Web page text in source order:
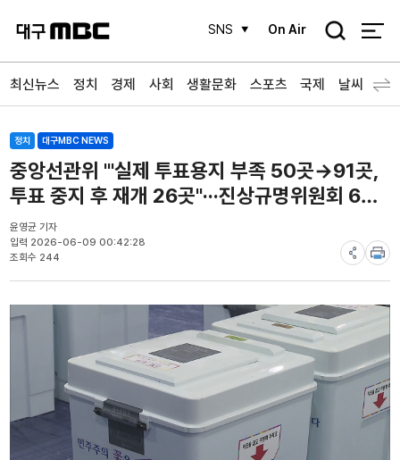
SNS On Air
검
최신뉴스 정치 경제 사회 생활문화 스포츠 국제 날씨
정치 대구MBC NEWS
중앙선관위 "'실제 투표용지 부족 50곳→91곳,
투표 중지 후 재개 26곳"···진상규명위원회 6월
10일 출범
윤영균 기자
입력 2026-06-09 00:42:28
조회수 244